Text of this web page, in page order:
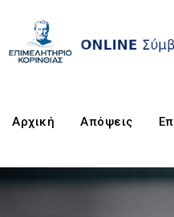
Αρχική Απόψεις